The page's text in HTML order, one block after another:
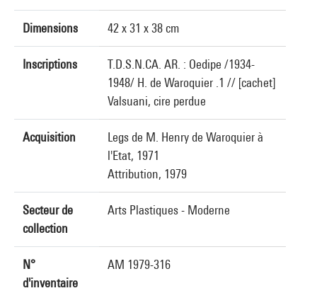
Dimensions 42 x 31 x 38 cm
Inscriptions
T.D.S.N.CA. AR. : Oedipe /1934-
1948/ H. de Waroquier .1 // [cachet]
Valsuani, cire perdue
Acquisition
Legs de M. Henry de Waroquier à
l'Etat, 1971
Attribution, 1979
Secteur de
collection
Arts Plastiques - Moderne
N°
d'inventaire
AM 1979-316